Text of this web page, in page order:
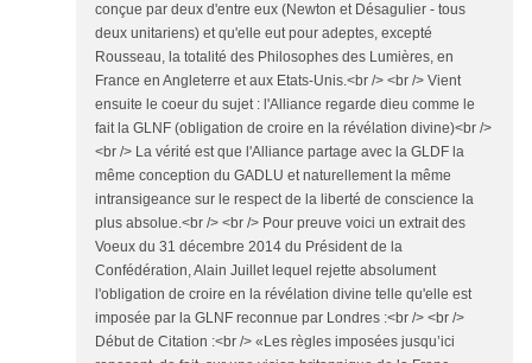
conçue par deux d'entre eux (Newton et Désagulier - tous
deux unitariens) et qu'elle eut pour adeptes, excepté
Rousseau, la totalité des Philosophes des Lumières, en
France en Angleterre et aux Etats-Unis.<br /> <br /> Vient
ensuite le coeur du sujet : l'Alliance regarde dieu comme le
fait la GLNF (obligation de croire en la révélation divine)<br />
<br /> La vérité est que l'Alliance partage avec la GLDF la
même conception du GADLU et naturellement la même
intransigeance sur le respect de la liberté de conscience la
plus absolue.<br /> <br /> Pour preuve voici un extrait des
Voeux du 31 décembre 2014 du Président de la
Confédération, Alain Juillet lequel rejette absolument
l'obligation de croire en la révélation divine telle qu'elle est
imposée par la GLNF reconnue par Londres :<br /> <br />
Début de Citation :<br /> «Les règles imposées jusqu’ici